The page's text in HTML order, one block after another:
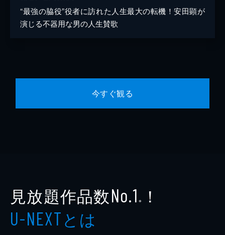
“最強の脇役”役者に訪れた人生最大の転機！安田顕が
演じる不器用な男の人生賛歌
今すぐ観る
見放題作品数No.1 ※ ！
U-NEXTとは